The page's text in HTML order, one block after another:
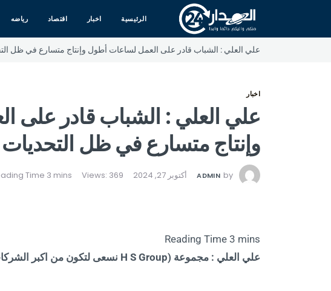
الرئيسية اخبار اقتصاد رياضه
علي العلي : الشباب قادر على العمل لساعات أطول وإنتاج متسارع في ظل
اخبار
علي العلي : الشباب قادر على
وإنتاج متسارع في ظل التحديات
by
ADMIN أكتوبر 27, 2024 Views: 369
علي العلي : مجموعة (H S Group نسعى لتكون من اكبر الشركات في العام 2030